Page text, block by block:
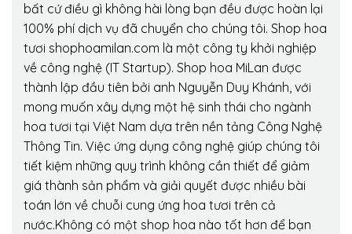
bất cứ điều gì không hài lòng bạn đều được hoàn lại
100% phí dịch vụ đã chuyển cho chúng tôi. Shop hoa
tươi shophoamilan.com là một công ty khởi nghiệp
về công nghệ (IT Startup). Shop hoa MiLan được
thành lập đầu tiên bởi anh Nguyễn Duy Khánh, với
mong muốn xây dựng một hệ sinh thái cho ngành
hoa tươi tại Việt Nam dựa trên nền tảng Công Nghệ
Thông Tin. Việc ứng dụng công nghệ giúp chúng tôi
tiết kiệm những quy trình không cần thiết để giảm
giá thành sản phẩm và giải quyết được nhiều bài
toán lớn về chuỗi cung ứng hoa tươi trên cả
nước.Không có một shop hoa nào tốt hơn để bạn